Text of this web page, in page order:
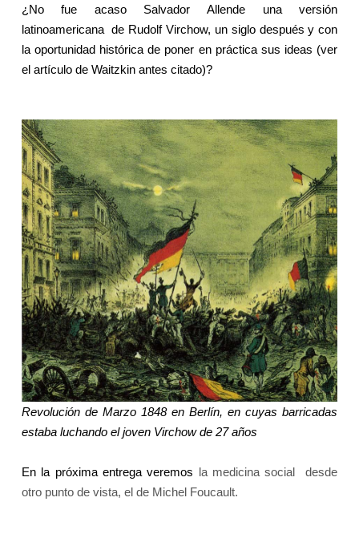
¿No fue acaso Salvador Allende una versión
latinoamericana
de Rudolf Virchow, un siglo después y con
la oportunidad histórica de poner en práctica sus ideas (ver
el artículo de Waitzkin antes citado)?
Revolución de Marzo 1848 en Berlín, en cuyas barricadas
estaba luchando el joven Virchow de 27 años
En la próxima entrega veremos
la medicina social desde
otro punto de vista, el de Michel Foucault.